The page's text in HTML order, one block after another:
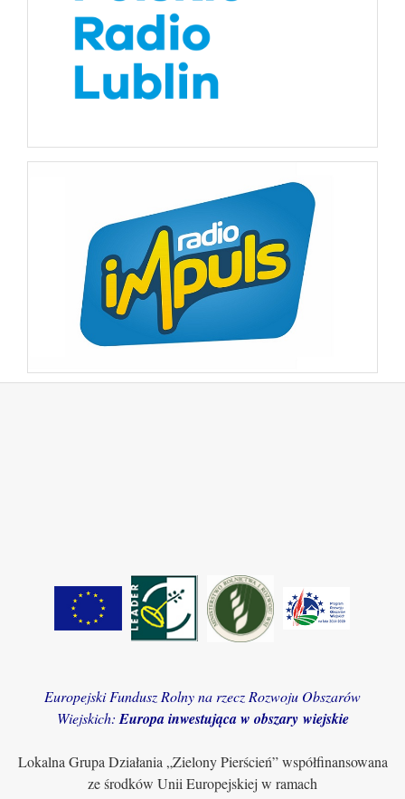
Europejski Fundusz Rolny na rzecz Rozwoju Obszarów
Wiejskich: Europa inwestująca w obszary wiejskie
Lokalna Grupa Działania „Zielony Pierścień” współfinansowana
ze środków Unii Europejskiej w ramach